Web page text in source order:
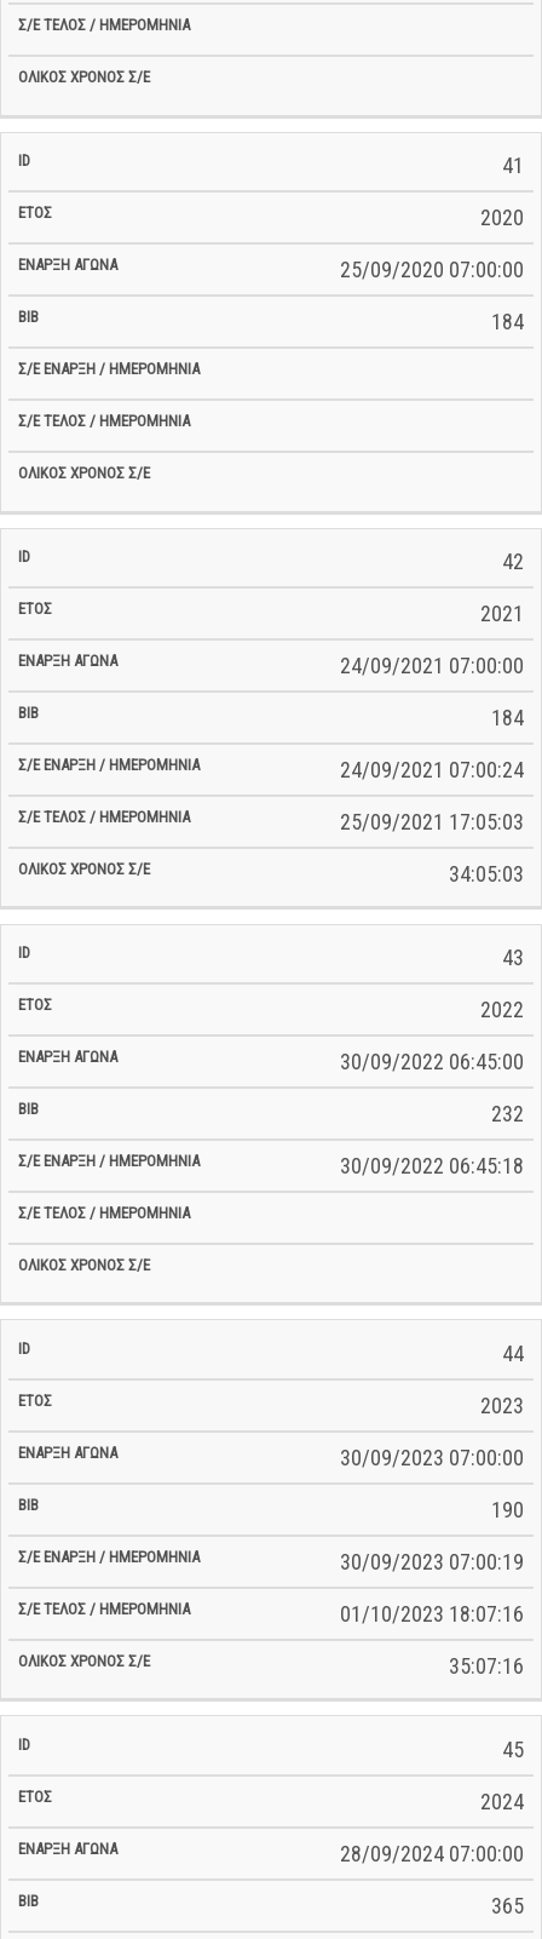
41
2020
25/09/2020 07:00:00
184
42
2021
24/09/2021 07:00:00
184
24/09/2021 07:00:24
25/09/2021 17:05:03
34:05:03
43
2022
30/09/2022 06:45:00
232
30/09/2022 06:45:18
44
2023
30/09/2023 07:00:00
190
30/09/2023 07:00:19
01/10/2023 18:07:16
35:07:16
45
2024
28/09/2024 07:00:00
365